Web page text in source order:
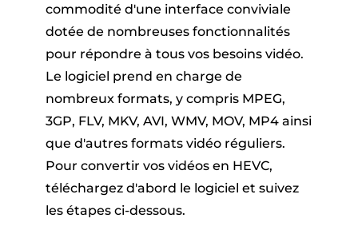
commodité d'une interface conviviale
dotée de nombreuses fonctionnalités
pour répondre à tous vos besoins vidéo.
Le logiciel prend en charge de
nombreux formats, y compris MPEG,
3GP, FLV, MKV, AVI, WMV, MOV, MP4 ainsi
que d'autres formats vidéo réguliers.
Pour convertir vos vidéos en HEVC,
téléchargez d'abord le logiciel et suivez
les étapes ci-dessous.